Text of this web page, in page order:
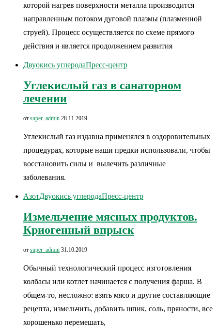
которой нагрев поверхности металла производится
направленным потоком дуговой плазмы (плазменной
струей). Процесс осуществляется по схеме прямого
действия и является продолжением развития
Двуокись углеродаПресс-центр
Углекислый газ в санаторном
лечении
от super_admin 28.11.2019
Углекислый газ издавна применялся в оздоровительных
процедурах, которые наши предки использовали, чтобы
восстановить силы и вылечить различные
заболевания.
АзотДвуокись углеродаПресс-центр
Измельчение мясных продуктов.
Криогенный впрыск
от super_admin 31.10.2019
Обычный технологический процесс изготовления
колбасы или котлет начинается с получения фарша. В
общем-то, несложно: взять мясо и другие составляющие
рецепта, измельчить, добавить шпик, соль, пряности, все
хорошенько перемешать,